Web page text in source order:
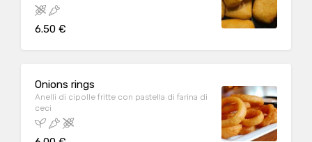
6.50 €
Onions rings
Anelli di cipolle fritte con pastella di farina di
ceci